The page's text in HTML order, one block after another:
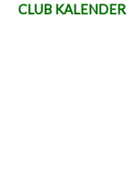
CLUB KALENDER